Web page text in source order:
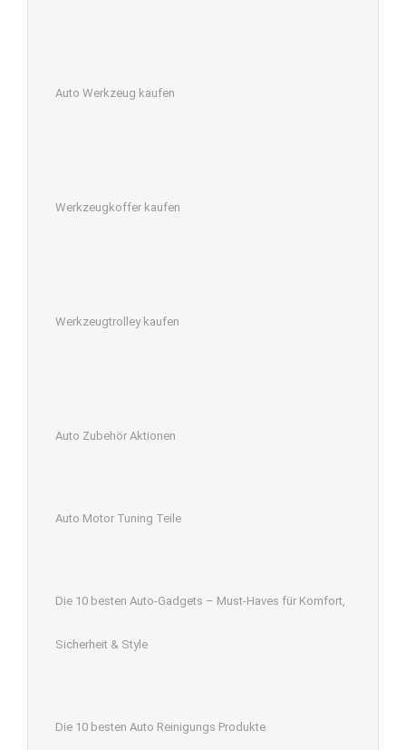
Auto Werkzeug kaufen
Werkzeugkoffer kaufen
Werkzeugtrolley kaufen
Auto Zubehör Aktionen
Auto Motor Tuning Teile
Die 10 besten Auto-Gadgets – Must-Haves für Komfort,
Sicherheit & Style
Die 10 besten Auto Reinigungs Produkte